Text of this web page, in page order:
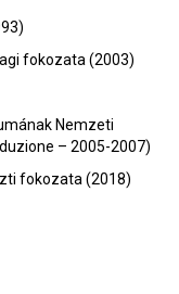
fokozata (2003)
Nemzeti
– 2005-2007)
fokozata (2018)